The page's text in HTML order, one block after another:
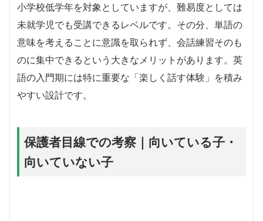
小学校低学年を対象としていますが、難易度としては
未就学児でも受講できるレベルです。その分、単語の
意味を考えることに意識を取られず、会話練習そのも
のに集中できるという大きなメリットがあります。英
語の入門期には特に重要な「楽しく話す体験」を積み
やすい設計です。
保護者目線での考察｜向いている子・
向いていない子